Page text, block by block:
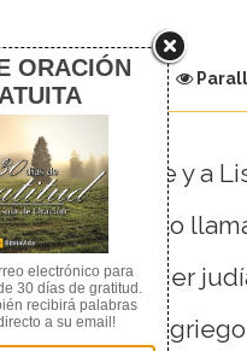
a Derbe y a
cierto discípulo
de una mujer
de padre